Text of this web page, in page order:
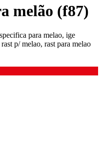
melão (f87)
para melao, ige
p/ melao, rast para melao